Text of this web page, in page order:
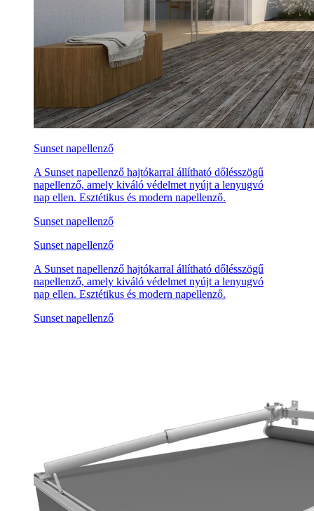
Sunset napellenző
A Sunset napellenző hajtókarral állítható dőlésszögű
napellenző, amely kiváló védelmet nyújt a lenyugvó
nap ellen. Esztétikus és modern napellenző.
Sunset napellenző
Sunset napellenző
A Sunset napellenző hajtókarral állítható dőlésszögű
napellenző, amely kiváló védelmet nyújt a lenyugvó
nap ellen. Esztétikus és modern napellenző.
Sunset napellenző